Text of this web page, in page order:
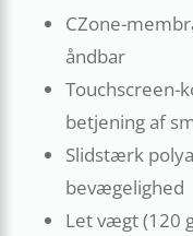
CZone-
åndbar
Touchscreen-
betjening af
Slidstærk
bevægelighed
Let vægt (120